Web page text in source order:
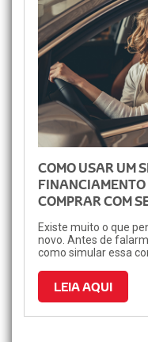
COMO USAR UM
COMPRAR COM
Existe muito o que
novo. Antes de
como simular essa
definitivamente um
LEIA AQUI